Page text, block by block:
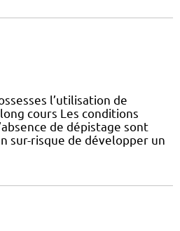
l’utilisation de
cours Les conditions
de dépistage sont
sur-risque de développer un